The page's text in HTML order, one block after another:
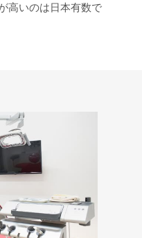
高いのは日本有数で